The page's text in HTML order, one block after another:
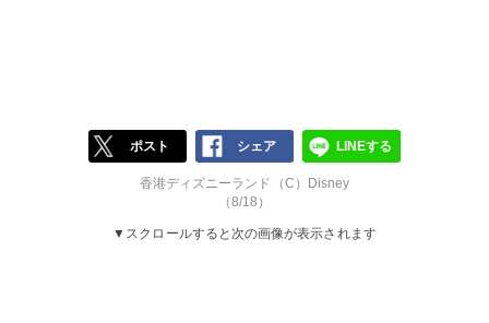
ポスト シェア LINEする
香港ディズニーランド（C）Disney
（8/18）
▼スクロールすると次の画像が表示されます